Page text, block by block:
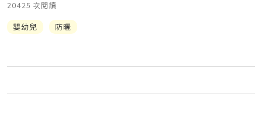
20425 次閱讀
嬰幼兒 防曬